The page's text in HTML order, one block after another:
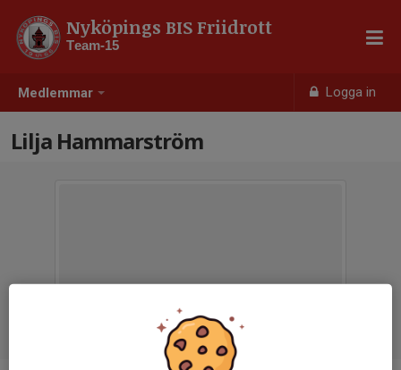
Medlemmar Logga in
Nyköpings BIS Friidrott
Team-15
Lilja Hammarström